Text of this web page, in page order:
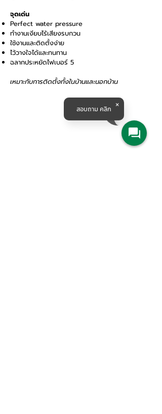
จุดเด่น
Perfect water pressure
ทำงานเงียบไร้เสียงรบกวน
ใช้งานและติดตั้งง่าย
ไว้วางใจได้และทนทาน
ฉลากประหยัดไฟเบอร์ 5
เหมาะกับการติดตั้งทั้งในบ้านและนอกบ้าน
สอบถาม คลิก